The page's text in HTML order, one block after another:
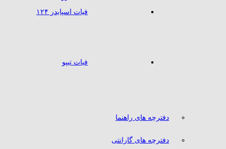
فیات اسپایدر ۱۲۴
فیات تیپو
دفترچه های راهنما
دفترچه های گارانتی